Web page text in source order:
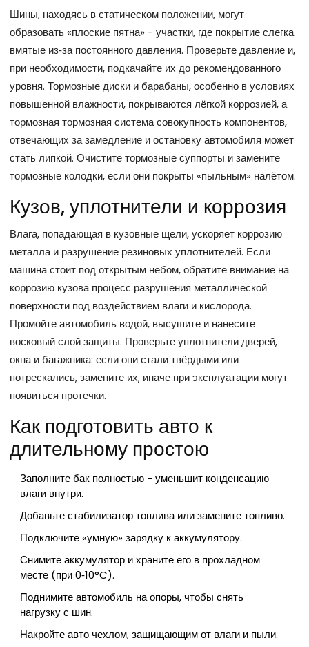
Шины, находясь в статическом положении, могут
образовать «плоские пятна» - участки, где покрытие слегка
вмятые из‑за постоянного давления. Проверьте давление и,
при необходимости, подкачайте их до рекомендованного
уровня. Тормозные диски и барабаны, особенно в условиях
повышенной влажности, покрываются лёгкой коррозией, а
тормозная тормозная системасовокупность компонентов,
отвечающих за замедление и остановку автомобиля может
стать липкой. Очистите тормозные суппорты и замените
тормозные колодки, если они покрыты «пыльным» налётом.
Кузов, уплотнители и коррозия
Влага, попадающая в кузовные щели, ускоряет коррозию
металла и разрушение резиновых уплотнителей. Если
машина стоит под открытым небом, обратите внимание на
коррозию кузова процесс разрушения металлической
поверхности под воздействием влаги и кислорода.
Промойте автомобиль водой, высушите и нанесите
восковый слой защиты. Проверьте уплотнители дверей,
окна и багажника: если они стали твёрдыми или
потрескались, замените их, иначе при эксплуатации могут
появиться протечки.
Как подготовить авто к
длительному простою
Заполните бак полностью - уменьшит конденсацию
влаги внутри.
Добавьте стабилизатор топлива или замените топливо.
Подключите «умную» зарядку к аккумулятору.
Снимите аккумулятор и храните его в прохладном
месте (при 0‑10°C).
Поднимите автомобиль на опоры, чтобы снять
нагрузку с шин.
Накройте авто чехлом, защищающим от влаги и пыли.